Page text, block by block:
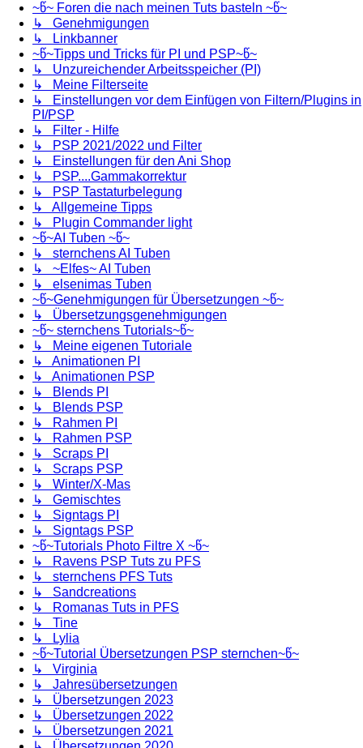
~წ~ Foren die nach meinen Tuts basteln ~წ~
↳ Genehmigungen
↳ Linkbanner
~წ~Tipps und Tricks für PI und PSP~წ~
↳ Unzureichender Arbeitsspeicher (PI)
↳ Meine Filterseite
↳ Einstellungen vor dem Einfügen von Filtern/Plugins in
PI/PSP
↳ Filter - Hilfe
↳ PSP 2021/2022 und Filter
↳ Einstellungen für den Ani Shop
↳ PSP....Gammakorrektur
↳ PSP Tastaturbelegung
↳ Allgemeine Tipps
↳ Plugin Commander light
~წ~AI Tuben ~წ~
↳ sternchens AI Tuben
↳ ~Elfes~ AI Tuben
↳ elsenimas Tuben
~წ~Genehmigungen für Übersetzungen ~წ~
↳ Übersetzungsgenehmigungen
~წ~ sternchens Tutorials~წ~
↳ Meine eigenen Tutoriale
↳ Animationen PI
↳ Animationen PSP
↳ Blends PI
↳ Blends PSP
↳ Rahmen PI
↳ Rahmen PSP
↳ Scraps PI
↳ Scraps PSP
↳ Winter/X-Mas
↳ Gemischtes
↳ Signtags PI
↳ Signtags PSP
~წ~Tutorials Photo Filtre X ~წ~
↳ Ravens PSP Tuts zu PFS
↳ sternchens PFS Tuts
↳ Sandcreations
↳ Romanas Tuts in PFS
↳ Tine
↳ Lylia
~წ~Tutorial Übersetzungen PSP sternchen~წ~
↳ Virginia
↳ Jahresübersetzungen
↳ Übersetzungen 2023
↳ Übersetzungen 2022
↳ Übersetzungen 2021